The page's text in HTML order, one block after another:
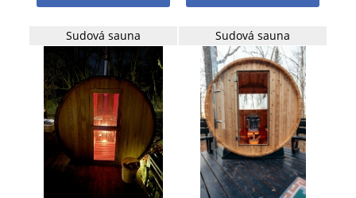
Sudová sauna Sudová sauna